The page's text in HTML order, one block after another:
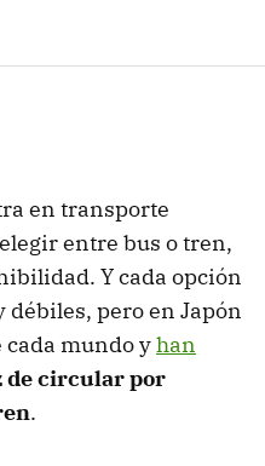
en transporte
entre bus o tren,
Y cada opción
pero en Japón
mundo yhan
de circular por
.